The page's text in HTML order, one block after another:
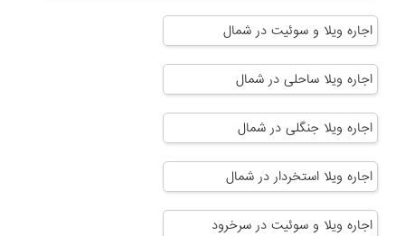
اجاره ویلا و سوئیت در شمال
اجاره ویلا ساحلی در شمال
اجاره ویلا جنگلی در شمال
اجاره ویلا استخردار در شمال
اجاره ویلا و سوئیت در سرخرود